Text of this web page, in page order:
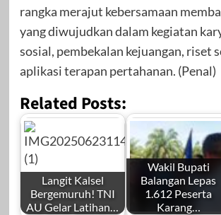
rangka merajut kebersamaan
yang diwujudkan dalam kegiatan
sosial, pembekalan kejuangan, riset
aplikasi terapan pertahanan. (Penal)
Related Posts:
Langit Kalsel
Bergemuruh! TNI
AU Gelar Latihan…
Wakil Bupati
Balangan Lepas
1.612 Peserta
Karang…